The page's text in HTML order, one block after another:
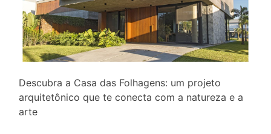
Descubra a Casa das Folhagens: um projeto
arquitetônico que te conecta com a natureza e a
arte